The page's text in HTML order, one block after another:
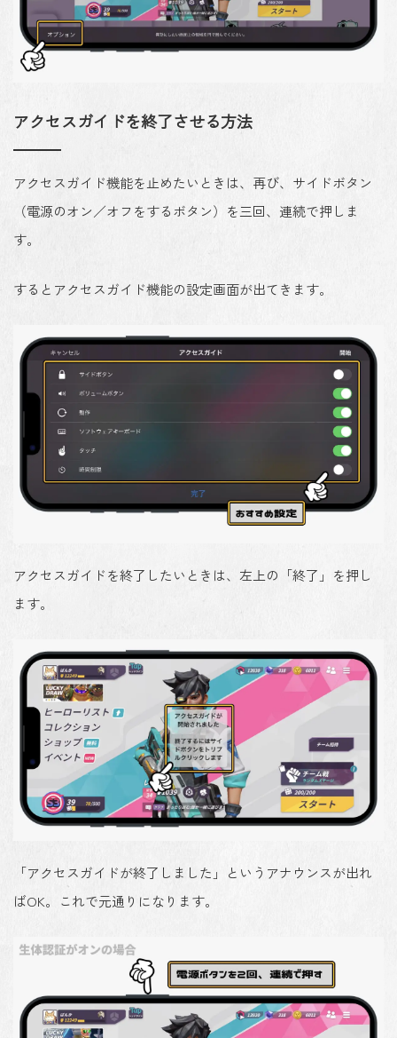
アクセスガイドを終了させる方法
アクセスガイド機能を止めたいときは、再び、サイドボタン
（電源のオン／オフをするボタン）を三回、連続で押しま
す。
するとアクセスガイド機能の設定画面が出てきます。
アクセスガイドを終了したいときは、左上の「終了」を押し
ます。
「アクセスガイドが終了しました」というアナウンスが出れ
ばOK。これで元通りになります。